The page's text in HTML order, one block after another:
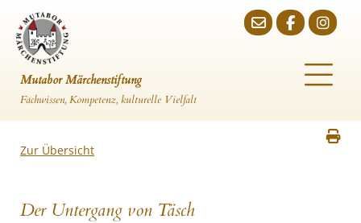
Mutabor Märchenstiftung
Fachwissen, Kompetenz, kulturelle Vielfalt
Zur Übersicht
Der Untergang von Täsch